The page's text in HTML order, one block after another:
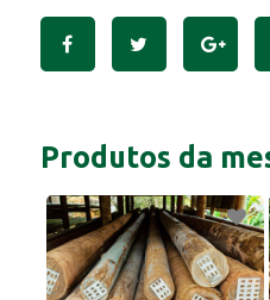
Produtos da